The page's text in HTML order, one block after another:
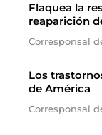
Flaquea la
reaparición
Corresponsal
Los
de América
Corresponsal